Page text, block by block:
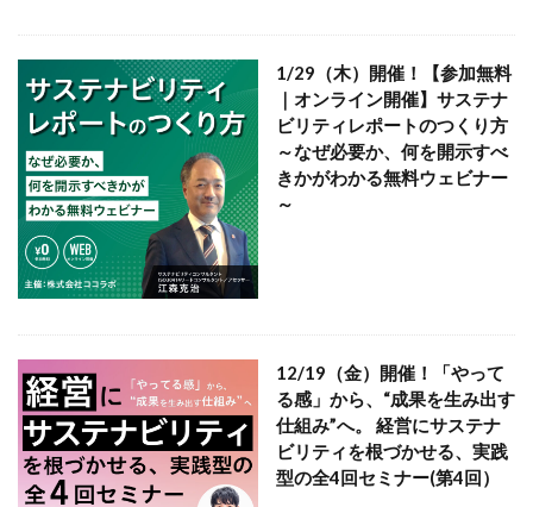
1/29（木）開催！【参加無料
｜オンライン開催】サステナ
ビリティレポートのつくり方
～なぜ必要か、何を開示すべ
きかがわかる無料ウェビナー
～
12/19（金）開催！「やって
る感」から、“成果を生み出す
仕組み”へ。 経営にサステナ
ビリティを根づかせる、実践
型の全4回セミナー(第4回）
アドバイスボード
アパレル
アフリカ
アメリカ
ありがトゥナイト
ありがとうの日
ありがとう運動シール
アンガーマネジメント
アンケート
アンコンシャス・バイアス
イエロー
いじめ
いっせい防災行動訓練
イメージカラー
イヤホン
インターンシップの推進に当たっての基本的考え方
インターン生
インドネシア
インナージャーニー
ヴィクトリア朝
ウィルス
ウイルス
ヴィンテージ
ウエディングボード
うちき